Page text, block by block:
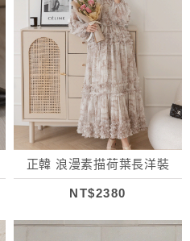
正韓 浪漫素描荷葉長洋裝
NT$2380